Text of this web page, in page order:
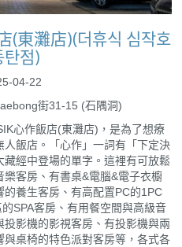
(東灘店)(더휴식 심작호
탄점)
04-22
街31-15 (石隅洞)
心作飯店(東灘店)，是為了想療
飯店。「心作」一詞有「下定決
經中登場的單字。這裡有可放鬆
客房、有書桌&電腦&電子衣櫥
養生客房、有高配置PC的1PC
SPA客房、有用餐空間與高級音
影機的影視客房、有投影機與兩
桌椅的特色派對客房等，各式各